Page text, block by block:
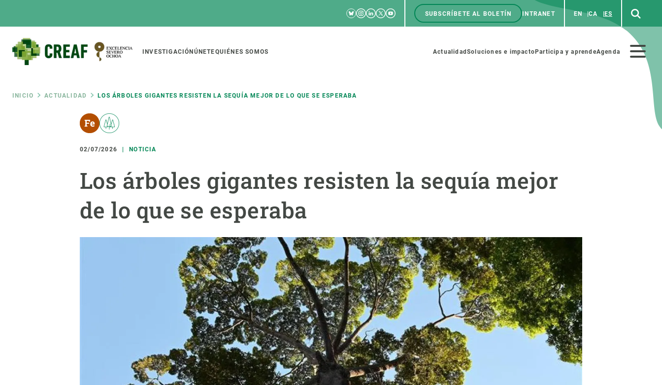
RRSS
Bluesky
Instagram
Linkedin
TwitterYoutube
Menú
top
SUBSCRÍBETE AL BOLETÍN INTRANET EN CA ES
Main
navigation
INVESTIGACIÓN ÚNETEQUIÉNES SOMOS
Menú
Actualidad Soluciones e impacto Participa y aprendeAgenda
Ruta
navegación
INICIO ACTUALIDAD LOS ÁRBOLES GIGANTES RESISTEN LA SEQUÍA MEJOR DE LO QUE SE ESPERABA
02/07/2026 NOTICIA
Los árboles gigantes resisten la sequía mejor
de lo que se esperaba
Featured
responsive
Responsive
menu
SOBRE NOSOTROS
Organización institucional Biodiversidad
Cambio global
Funcionamento de ecosistemas
Observación de la Tierra
Temas transversales
Publicaciones
Synthesis Actions
Soluciones Estrategia de Recursos Humanos
Oportunidades académicas
Programa de másteres y doctorado
Visitante o sabático
Un lugar donde crecer
Desarrollo de carrera
Seminarios y actividades internas
Te ofrecemos formación
Haz ciencia con nosotros